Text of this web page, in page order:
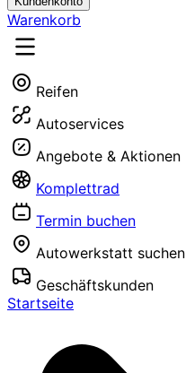
Warenkorb
Reifen
Autoservices
Angebote & Aktionen
Komplettrad
Termin buchen
Autowerkstatt suchen
Geschäftskunden
Startseite